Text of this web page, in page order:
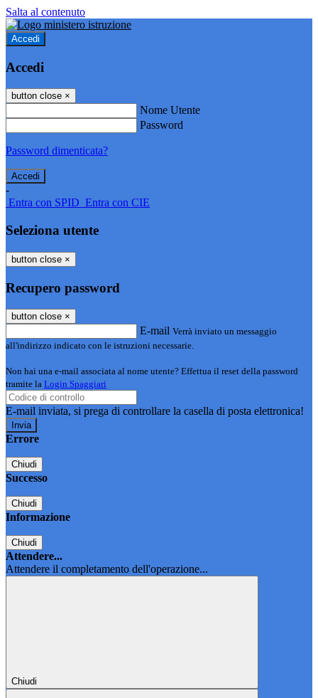
Salta al contenuto
Accedi
Accedi
button close ×
Nome Utente
Password
Password dimenticata?
-
Entra con SPID Entra con CIE
Seleziona utente
button close ×
Recupero password
button close ×
E-mail Verrà inviato un messaggio
all'indirizzo indicato con le istruzioni necessarie.
Non hai una e-mail associata al nome utente? Effettua il reset della password
tramite la Login Spaggiari
E-mail inviata, si prega di controllare la casella di posta elettronica!
Errore
Chiudi
Successo
Chiudi
Informazione
Chiudi
Attendere...
Attendere il completamento dell'operazione...
Chiudi